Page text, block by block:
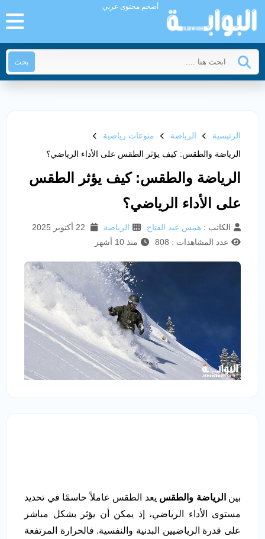
أضخم محتوى عربي
بحث
الرئيسية الرياضة
منوعات رياضية
الرياضة والطقس: كيف يؤثر الطقس على الأداء الرياضي؟
الرياضة والطقس: كيف يؤثر الطقس
على الأداء الرياضي؟
الكاتب : همس عبد الفتاح الرياضة
عدد المشاهدات : 808
منذ 10 أشهر
بين الرياضة والطقس يعد الطقس عاملاً حاسمًا في تحديد
مستوى الأداء الرياضي، إذ يمكن أن يؤثر بشكل مباشر
على قدرة الرياضيين البدنية والنفسية. فالحرارة المرتفعة